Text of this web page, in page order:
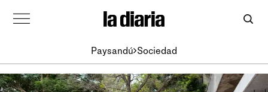
Paysandú Sociedad